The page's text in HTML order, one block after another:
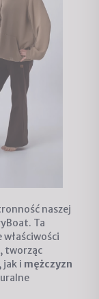
naszej
Ta
, tworząc
, jak i mężczyzn